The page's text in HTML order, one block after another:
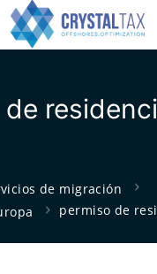
de
de migración
permiso de